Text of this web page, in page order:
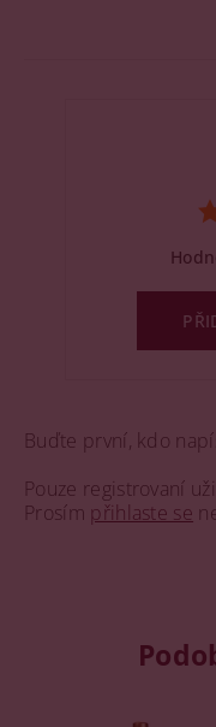
Buďte první, kdo
Pouze registrovaní
Prosím přihlaste se